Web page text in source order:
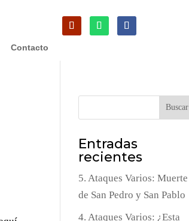
Contacto
Buscar
Entradas
recientes
5. Ataques Varios: Muerte
de San Pedro y San Pablo
4. Ataques Varios: ¿Esta